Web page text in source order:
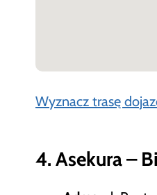
Wyznacz trasę
4. Asekura –